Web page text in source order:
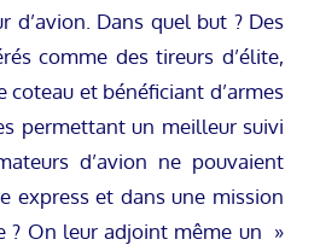
d’avion. Dans quel but ? Des
comme des tireurs d’élite,
coteau et bénéficiant d’armes
permettant un meilleur suivi
d’avion ne pouvaient
express et dans une mission
? On leur adjoint même un »